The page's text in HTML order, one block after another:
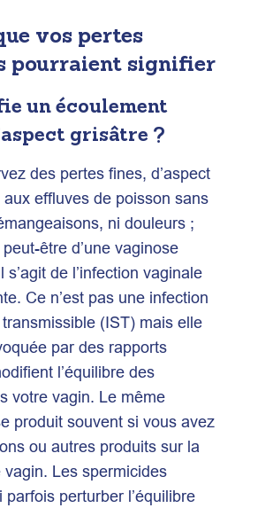
vos pertes
pourraient signifier
un écoulement
grisâtre ?
des pertes fines, d’aspect
effluves de poisson sans
ni douleurs ;
être d’une vaginose
de l’infection vaginale
Ce n’est pas une infection
(IST) mais elle
par des rapports
l’équilibre des
votre vagin. Le même
produit souvent si vous avez
ou autres produits sur la
Les spermicides
perturber l’équilibre